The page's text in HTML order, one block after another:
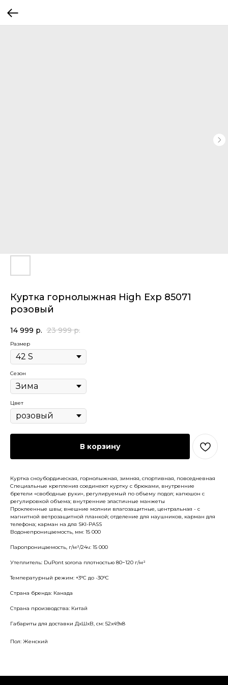
Куртка горнолыжная High Exp 85071
розовый
14 999 р. 23 999 р.
Размер
Сезон
Цвет
В корзину
Куртка сноубордическая, горнолыжная, зимняя, спортивная, повседневная
Специальные крепления соединяют куртку с брюками, внутренние
бретели «свободные руки», регулируемый по объему подол; капюшон с
регулировкой объема; внутренние эластичные манжеты
Проклеенные швы; внешние молнии влагозащитные, центральная - с
магнитной ветрозащитной планкой; отделение для наушников, карман для
телефона; карман на для SKI-PASS
Водонепроницаемость, мм: 15 000
Паропроницаемость, г/м²/24ч: 15 000
Утеплитель: DuPont sorona плотностью 80−120 г/м²
Температурный режим: +3°С до -30°С
Страна бренда: Канада
Страна производства: Китай
Габариты для доставки ДхШхВ, см: 52x49x8
Пол: Женский